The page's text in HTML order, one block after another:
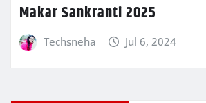
Makar Sankranti 2025
Techsneha Jul 6, 2024